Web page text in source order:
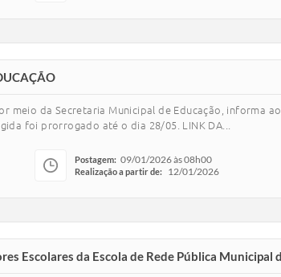
meio da Secretaria Municipal de Educação, informa
foi prorrogado até o dia 28/05. LINK DA...
Postagem: 09/01/2026 às 08h00
Realização a partir de: 12/01/2026
Escolares da Escola de Rede Pública Municipal